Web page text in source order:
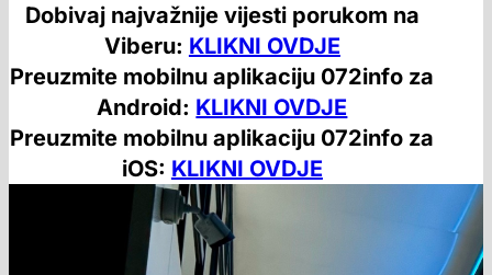
Dobivaj najvažnije vijesti porukom na
Viberu: KLIKNI OVDJE
Preuzmite mobilnu aplikaciju 072info za
Android: KLIKNI OVDJE
Preuzmite mobilnu aplikaciju 072info za
iOS: KLIKNI OVDJE